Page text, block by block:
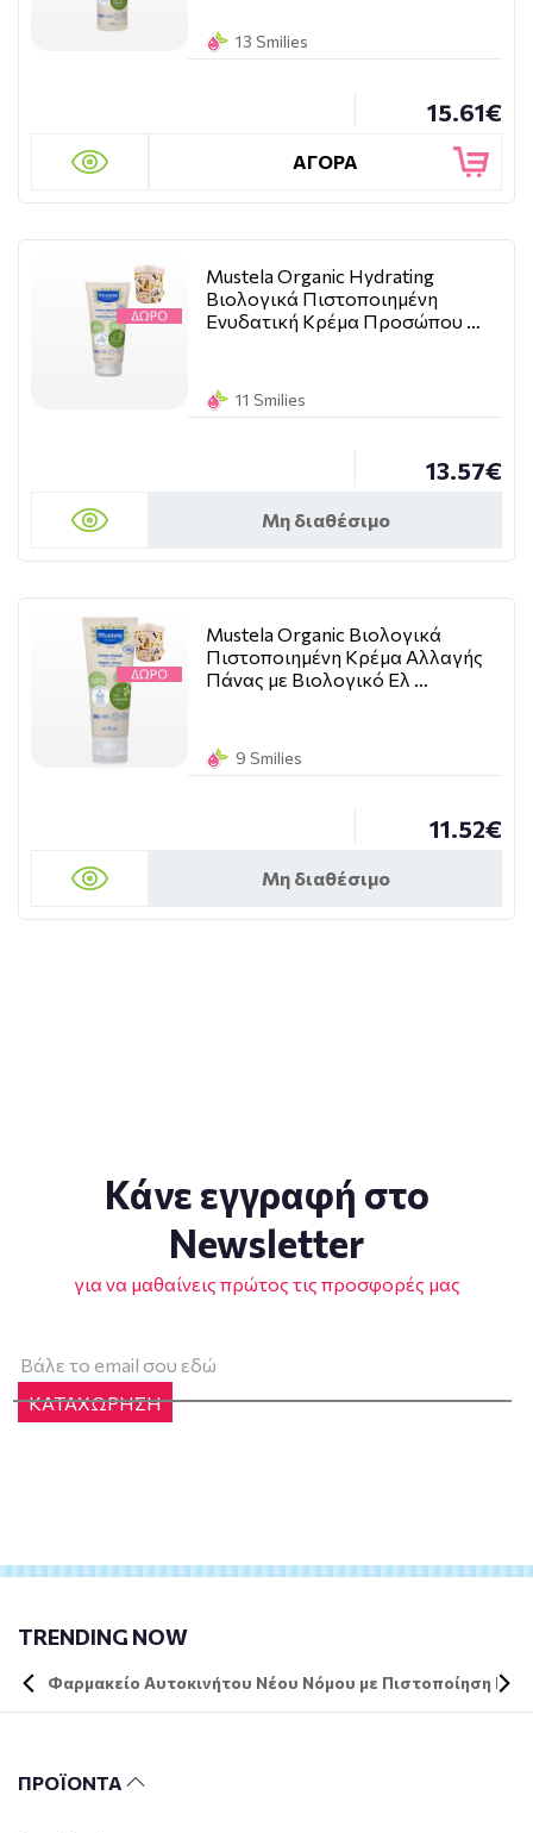
13 Smilies
15.61€
ΑΓΟΡΑ
Mustela Organic Hydrating
Βιολογικά Πιστοποιημένη
Ενυδατική Κρέμα Προσώπου …
11 Smilies
13.57€
Μη διαθέσιμο
Mustela Organic Βιολογικά
Πιστοποιημένη Κρέμα Αλλαγής
Πάνας με Βιολογικό Ελ …
9 Smilies
11.52€
Μη διαθέσιμο
Κάνε εγγραφή στο
Newsletter
για να μαθαίνεις πρώτος τις προσφορές μας
ΚΑΤΑΧΩΡΗΣΗ
TRENDING NOW
Φαρμακείο Αυτοκινήτου Νέου Νόμου με Πιστοποίηση DIN
ΠΡΟΪΟΝΤΑ